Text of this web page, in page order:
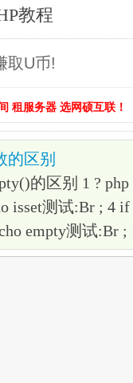
教程
取U币!
租服务器 选网硕互联！
的区别
的区别 1 ?
isset测试:Br ; 4
empty测试:Br